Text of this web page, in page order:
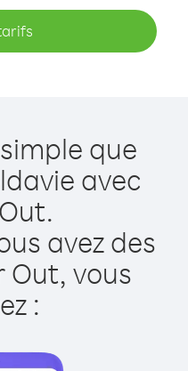
que
avec
avez des
Out, vous
: